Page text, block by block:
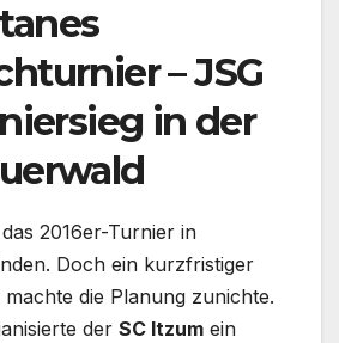
– JSG
in der
2016er-Turnier in
Doch ein kurzfristiger
die Planung zunichte.
der SC Itzum ein